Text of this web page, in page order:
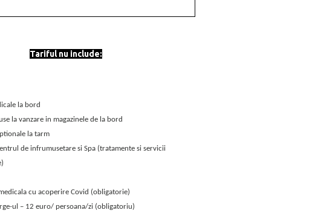
Tariful nu include:
la bord
la vanzare in magazinele de la bord
la tarm
de infrumusetare si Spa (tratamente si servicii
cu acoperire Covid (obligatorie)
ul – 12 euro/ persoana/zi (obligatoriu)